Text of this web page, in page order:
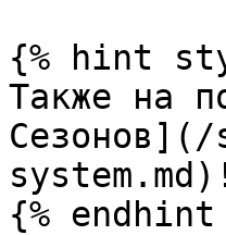
{% hint
Также на
{% endhint